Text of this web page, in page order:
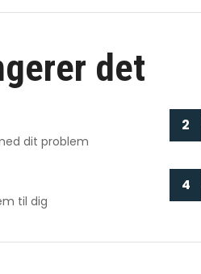
det
dit problem
2
til dig
4